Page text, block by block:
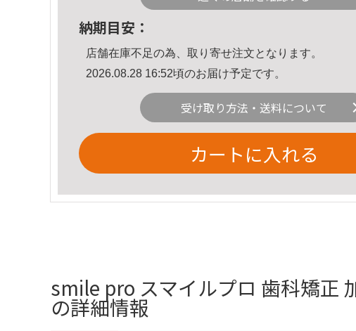
納期目安：
店舗在庫不足の為、取り寄せ注文となります。
2026.08.28 16:52頃のお届け予定です。
受け取り方法・送料について
カートに入れる
smile pro スマイルプロ 歯科矯正
の詳細情報